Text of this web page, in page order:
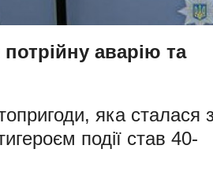
аварію та
яка сталася
події став 40-